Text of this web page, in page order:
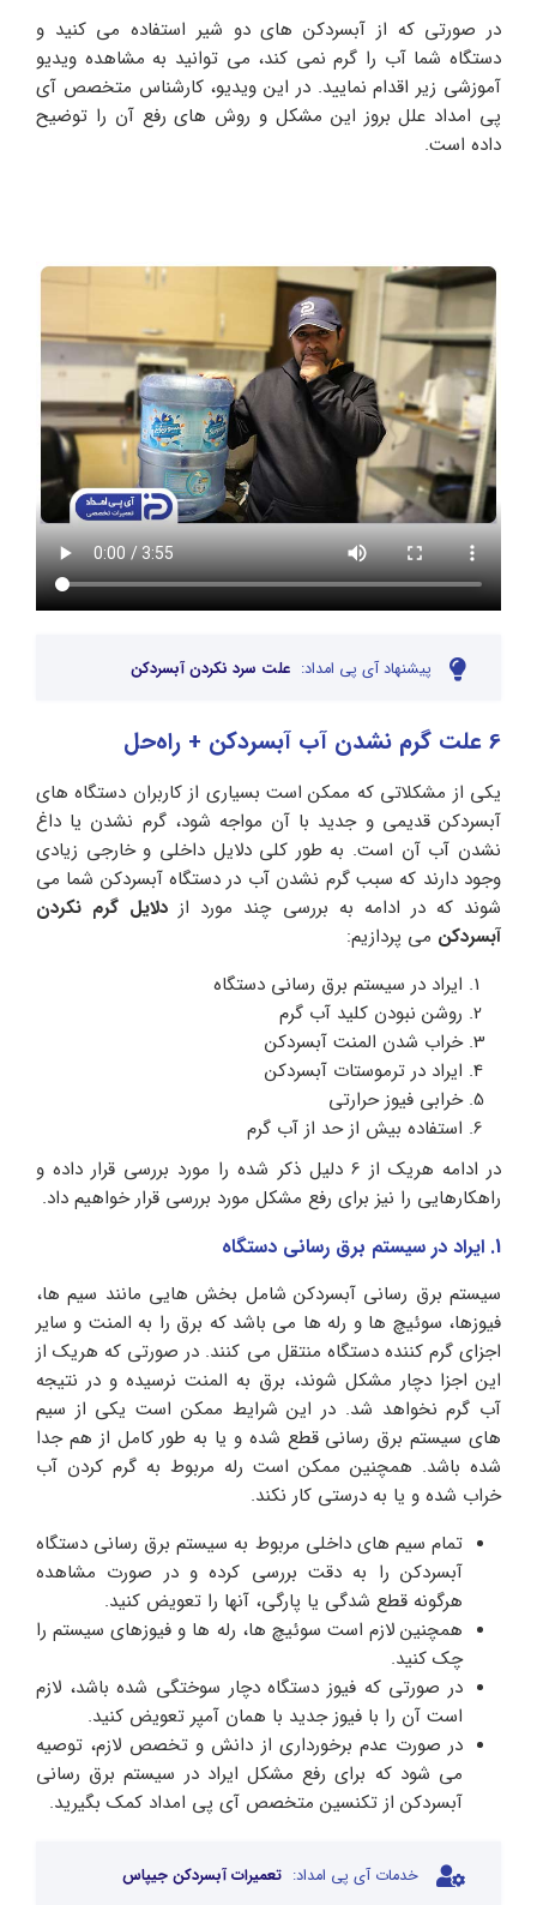
در صورتی که از آبسردکن های دو شیر استفاده می کنید و
دستگاه شما آب را گرم نمی کند، می توانید به مشاهده ویدیو
آموزشی زیر اقدام نمایید. در این ویدیو، کارشناس متخصص آی
پی امداد علل بروز این مشکل و روش های رفع آن را توضیح
داده است.
پیشنهاد آی پی امداد: علت سرد نکردن آبسردکن
6 علت گرم نشدن آب آبسردکن + راه‌حل
یکی از مشکلاتی که ممکن است بسیاری از کاربران دستگاه های
آبسردکن قدیمی و جدید با آن مواجه شود، گرم نشدن یا داغ
نشدن آب آن است. به طور کلی دلایل داخلی و خارجی زیادی
وجود دارند که سبب گرم نشدن آب در دستگاه آبسردکن شما می
شوند که در ادامه به بررسی چند مورد از دلایل گرم نکردن
آبسردکن می پردازیم:
ایراد در سیستم برق رسانی دستگاه
روشن نبودن کلید آب گرم
خراب شدن المنت آبسردکن
ایراد در ترموستات آبسردکن
خرابی فیوز حرارتی
استفاده بیش از حد از آب گرم
در ادامه هریک از 6 دلیل ذکر شده را مورد بررسی قرار داده و
راهکارهایی را نیز برای رفع مشکل مورد بررسی قرار خواهیم داد.
1. ایراد در سیستم برق رسانی دستگاه
سیستم برق رسانی آبسردکن شامل بخش هایی مانند سیم‌ ها،
فیوزها، سوئیچ‌ ها و رله‌ ها می باشد که برق را به المنت و سایر
اجزای گرم کننده دستگاه منتقل می‌ کنند. در صورتی که هریک از
این اجزا دچار مشکل شوند، برق به المنت نرسیده و در نتیجه
آب گرم نخواهد شد. در این شرایط ممکن است یکی از سیم‌
های سیستم برق رسانی قطع شده و یا به طور کامل از هم جدا
شده باشد. همچنین ممکن است رله مربوط به گرم کردن آب
خراب شده و یا به درستی کار نکند.
تمام سیم‌ های داخلی مربوط به سیستم برق رسانی دستگاه
آبسردکن را به دقت بررسی کرده و در صورت مشاهده
هرگونه قطع شدگی یا پارگی، آنها را تعویض کنید.
همچنین لازم است سوئیچ ها، رله ها و فیوزهای سیستم را
چک کنید.
در صورتی که فیوز دستگاه دچار سوختگی شده باشد، لازم
است آن را با فیوز جدید با همان آمپر تعویض کنید.
در صورت عدم برخورداری از دانش و تخصص لازم، توصیه
می‌ شود که برای رفع مشکل ایراد در سیستم برق رسانی
آبسردکن از تکنسین متخصص آی پی امداد کمک بگیرید.
خدمات آی پی امداد: تعمیرات آبسردکن جیپاس